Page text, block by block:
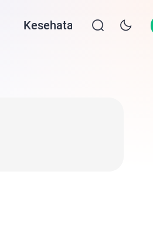
Kesehatan Lifestyle